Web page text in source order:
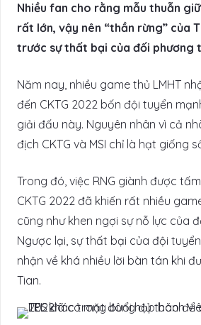
Nhiều fan cho rằng mẫu thuẫn
rất lớn, vậy nên “thần rừng” của
trước sự thất bại của đối phương
Năm nay, nhiều game thủ LMHT
đến CKTG 2022 bốn đội tuyển
giải đấu này. Nguyên nhân vì cả
địch CKTG và MSI chỉ là hạt giống
Trong đó, việc RNG giành được
CKTG 2022 đã khiến rất nhiều
cũng như khen ngợi sự nỗ lực của
Ngược lại, sự thất bại của đội
nhận về khá nhiều lời bàn tán khi
Tian.